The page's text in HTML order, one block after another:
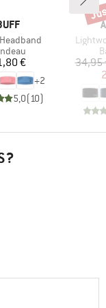
group
Prix€
+2
5,0(10)
Article
34,95
?